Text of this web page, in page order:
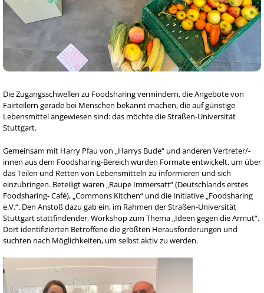
Die Zugangsschwellen zu Foodsharing vermindern, die Angebote von
Fairteilern gerade bei Menschen bekannt machen, die auf günstige
Lebensmittel angewiesen sind: das möchte die Straßen-Universität
Stuttgart.
Gemeinsam mit Harry Pfau von „Harrys Bude“ und anderen Vertreter/-
innen aus dem Foodsharing-Bereich wurden Formate entwickelt, um über
das Teilen und Retten von Lebensmitteln zu informieren und sich
einzubringen. Beteiligt waren „Raupe Immersatt“ (Deutschlands erstes
Foodsharing- Café), „Commons Kitchen“ und die Initiative „Foodsharing
e.V.“. Den Anstoß dazu gab ein, im Rahmen der Straßen-Universität
Stuttgart stattfindender, Workshop zum Thema „Ideen gegen die Armut“.
Dort identifizierten Betroffene die größten Herausforderungen und
suchten nach Möglichkeiten, um selbst aktiv zu werden.